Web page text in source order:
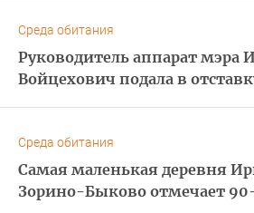
Среда обитания
Руководитель аппарат мэра
Войцехович подала в
Среда обитания
Самая маленькая деревня
Зорино-Быково отмечает